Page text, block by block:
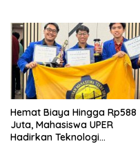
Hemat Biaya Hingga Rp588
Juta, Mahasiswa UPER
Hadirkan Teknologi